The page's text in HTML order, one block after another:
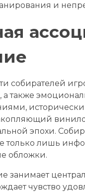
и
собирателей
также
эпохи.
только лишь
обложки.
занимает
чувство